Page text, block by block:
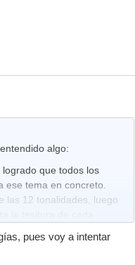
algo:
que todos los
ese tema en concreto.
las 12 tonalidades, luego
la tesitura de cada
buenas (yo tengo
en los tratados de
pues voy a intentar